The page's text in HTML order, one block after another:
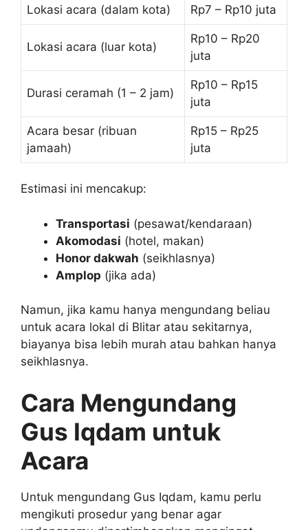
Lokasi acara (dalam kota) Rp7 – Rp10 juta
Lokasi acara (luar kota)
Rp10 – Rp20
juta
Durasi ceramah (1 – 2 jam)
Rp10 – Rp15
juta
Acara besar (ribuan
jamaah)
Rp15 – Rp25
juta
Estimasi ini mencakup:
Transportasi (pesawat/kendaraan)
Akomodasi (hotel, makan)
Honor dakwah (seikhlasnya)
Amplop (jika ada)
Namun, jika kamu hanya mengundang beliau
untuk acara lokal di Blitar atau sekitarnya,
biayanya bisa lebih murah atau bahkan hanya
seikhlasnya.
Cara Mengundang
Gus Iqdam untuk
Acara
Untuk mengundang Gus Iqdam, kamu perlu
mengikuti prosedur yang benar agar